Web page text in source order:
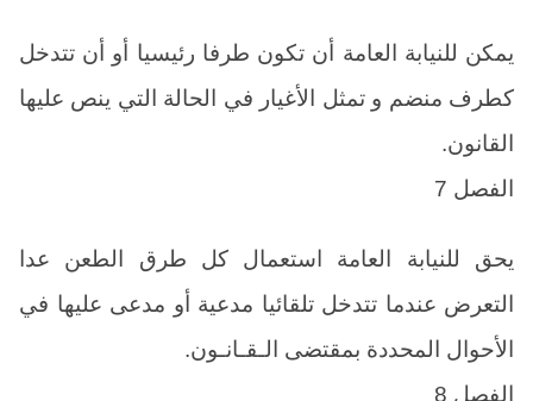
يمكن للنيابة العامة أن تكون طرفا رئيسيا أو أن تتدخل
كطرف منضم و تمثل الأغيار في الحالة التي ينص عليها
القانون.
الفصل 7
يحق للنيابة العامة استعمال كل طرق الطعن عدا
التعرض عندما تتدخل تلقائيا مدعية أو مدعى عليها في
الأحوال المحددة بمقتضى الـقـانـون.
الفصل 8